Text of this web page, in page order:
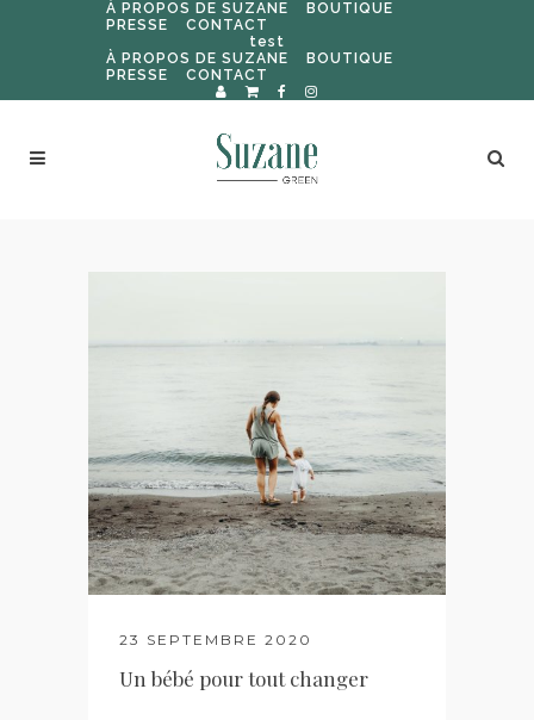
À PROPOS DE SUZANE
BOUTIQUE
PRESSE
CONTACT
test
À PROPOS DE SUZANE
BOUTIQUE
PRESSE
CONTACT
23 SEPTEMBRE 2020
Un bébé pour tout changer